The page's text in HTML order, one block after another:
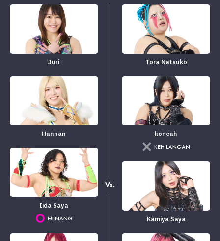
Juri
Hannan
Iida Saya
MENANG
Vs.
Tora Natsuko
koncah
KEHILANGAN
Kamiya Saya